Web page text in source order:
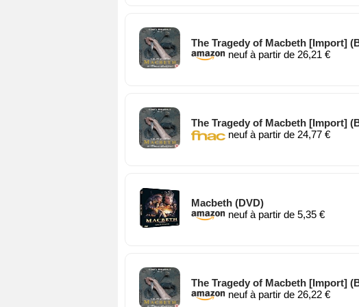
The Tragedy of Macbeth [Import]
neuf à partir de 26,21 €
The Tragedy of Macbeth [Import]
neuf à partir de 24,77 €
Macbeth (DVD)
neuf à partir de 5,35 €
The Tragedy of Macbeth [Import]
neuf à partir de 26,22 €